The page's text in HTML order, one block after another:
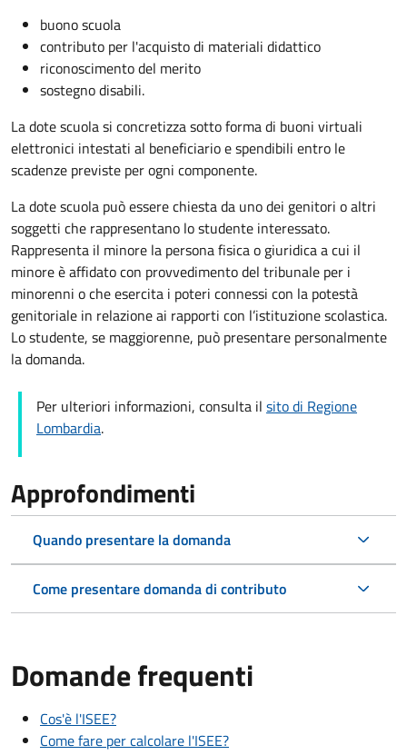
buono scuola
contributo per l'acquisto di materiali didattico
riconoscimento del merito
sostegno disabili.
La dote scuola si concretizza sotto forma di buoni virtuali
elettronici intestati al beneficiario e spendibili entro le
scadenze previste per ogni componente.
La dote scuola può essere chiesta da uno dei genitori o altri
soggetti che rappresentano lo studente interessato.
Rappresenta il minore la persona fisica o giuridica a cui il
minore è affidato con provvedimento del tribunale per i
minorenni o che esercita i poteri connessi con la potestà
genitoriale in relazione ai rapporti con l’istituzione scolastica.
Lo studente, se maggiorenne, può presentare personalmente
la domanda.
Per ulteriori informazioni, consulta il sito di Regione
Lombardia.
Approfondimenti
Quando presentare la domanda
Come presentare domanda di contributo
Domande frequenti
Cos'è l'ISEE?
Come fare per calcolare l'ISEE?